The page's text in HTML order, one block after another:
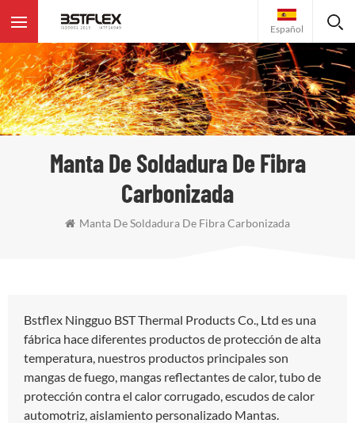
Español
Manta De Soldadura De Fibra
Carbonizada
Manta De Soldadura De Fibra Carbonizada
Bstflex Ningguo BST Thermal Products Co., Ltd es una
fábrica hace diferentes productos de protección de alta
temperatura, nuestros productos principales son
mangas de fuego, mangas reflectantes de calor, tubo de
protección contra el calor corrugado, escudos de calor
automotriz, aislamiento personalizado Mantas.